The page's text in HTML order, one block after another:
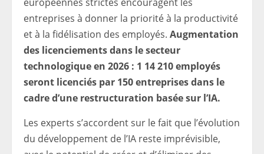
européennes strictes encouragent les
entreprises à donner la priorité à la productivité
et à la fidélisation des employés. Augmentation
des licenciements dans le secteur
technologique en 2026 : 1 14 210 employés
seront licenciés par 150 entreprises dans le
cadre d’une restructuration basée sur l’IA.
Les experts s’accordent sur le fait que l’évolution
du développement de l’IA reste imprévisible,